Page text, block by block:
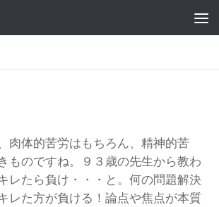
プ
肉体的苦労はもちろん、精神的苦
ものですね。９３歳の先生から教わ
レたら負け・・・と。何の問題解決
レた方が負ける！論点や焦点が本質